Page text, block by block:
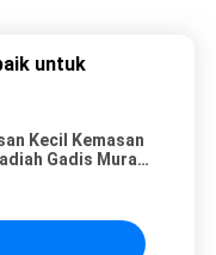
untuk
Kecil Kemasan
Gadis Murah